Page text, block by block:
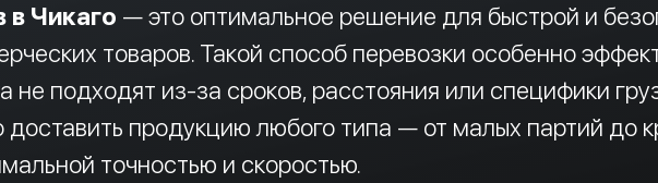
в Чикаго — это оптимальное решение для быстрой и
товаров. Такой способ перевозки особенно
не подходят из-за сроков, расстояния или специфики
продукцию любого типа — от малых партий до
точностью и скоростью.